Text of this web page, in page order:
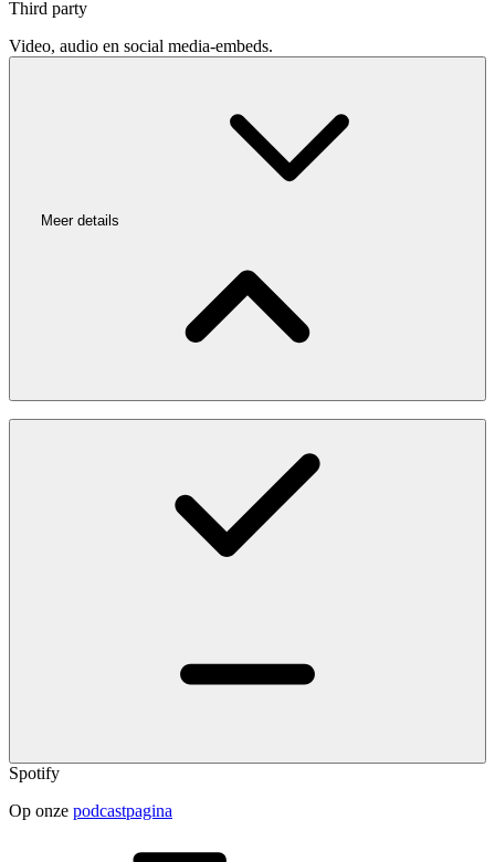
Third party
Video, audio en social media-embeds.
Meer details
Spotify
Op onze podcastpagina